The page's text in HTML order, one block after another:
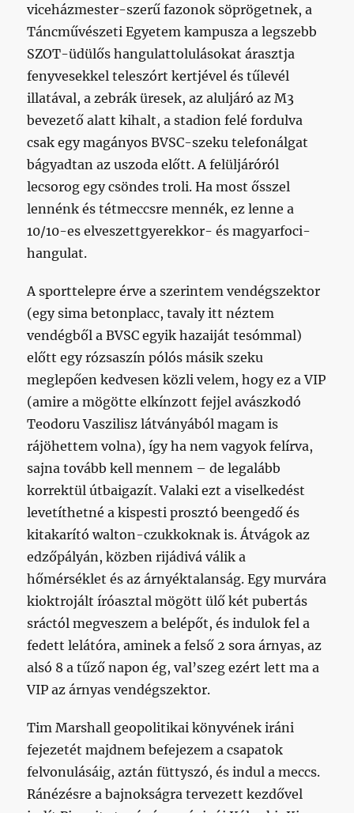
viceházmester-szerű fazonok söprögetnek, a
Táncművészeti Egyetem kampusza a legszebb
SZOT-üdülős hangulattolulásokat árasztja
fenyvesekkel teleszórt kertjével és tűlevél
illatával, a zebrák üresek, az aluljáró az M3
bevezető alatt kihalt, a stadion felé fordulva
csak egy magányos BVSC-szeku telefonálgat
bágyadtan az uszoda előtt. A felüljáróról
lecsorog egy csöndes troli. Ha most ősszel
lennénk és tétmeccsre mennék, ez lenne a
10/10-es elveszettgyerekkor- és magyarfoci-
hangulat.
A sporttelepre érve a szerintem vendégszektor
(egy sima betonplacc, tavaly itt néztem
vendégből a BVSC egyik hazaiját tesómmal)
előtt egy rózsaszín pólós másik szeku
meglepően kedvesen közli velem, hogy ez a VIP
(amire a mögötte elkínzott fejjel avászkodó
Teodoru Vaszilisz látványából magam is
rájöhettem volna), így ha nem vagyok felírva,
sajna tovább kell mennem – de legalább
korrektül útbaigazít. Valaki ezt a viselkedést
levetíthetné a kispesti prosztó beengedő és
kitakarító walton-czukkoknak is. Átvágok az
edzőpályán, közben rijádivá válik a
hőmérséklet és az árnyéktalanság. Egy murvára
kioktrojált íróasztal mögött ülő két pubertás
sráctól megveszem a belépőt, és indulok fel a
fedett lelátóra, aminek a felső 2 sora árnyas, az
alsó 8 a tűző napon ég, val’szeg ezért lett ma a
VIP az árnyas vendégszektor.
Tim Marshall geopolitikai könyvének iráni
fejezetét majdnem befejezem a csapatok
felvonulásáig, aztán füttyszó, és indul a meccs.
Ránézésre a bajnokságra tervezett kezdővel